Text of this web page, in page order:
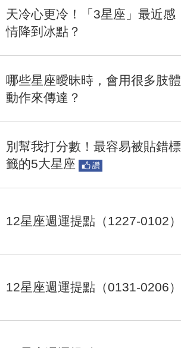
天冷心更冷！「3星座」最近感
情降到冰點？
哪些星座曖昧時，會用很多肢體
動作來傳達？
別幫我打分數！最容易被貼錯標
籤的5大星座
讚
12星座週運提點（1227-0102）
12星座週運提點（0131-0206）